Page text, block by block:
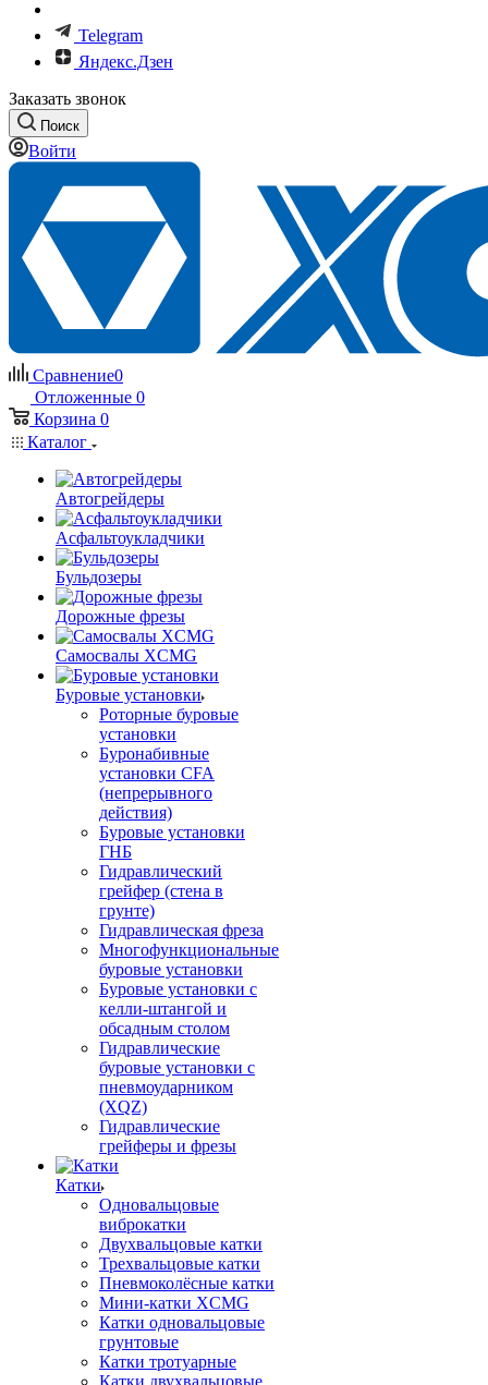
Telegram
Яндекс.Дзен
Заказать звонок
Поиск
Войти
Сравнение0
Отложенные 0
Корзина 0
Каталог
Автогрейдеры
Асфальтоукладчики
Бульдозеры
Дорожные фрезы
Самосвалы XCMG
Буровые установки
Роторные буровые
установки
Буронабивные
установки CFA
(непрерывного
действия)
Буровые установки
ГНБ
Гидравлический
грейфер (стена в
грунте)
Гидравлическая фреза
Многофункциональные
буровые установки
Буровые установки с
келли-штангой и
обсадным столом
Гидравлические
буровые установки с
пневмоударником
(XQZ)
Гидравлические
грейферы и фрезы
Катки
Одновальцовые
виброкатки
Двухвальцовые катки
Трехвальцовые катки
Пневмоколёсные катки
Мини-катки XCMG
Катки одновальцовые
грунтовые
Катки тротуарные
Катки двухвальцовые